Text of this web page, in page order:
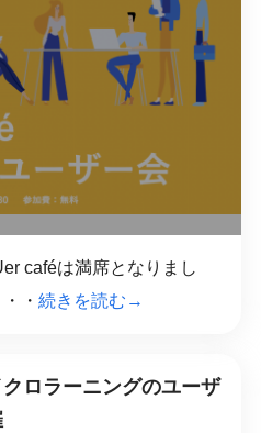
caféは満席となりまし
・ 続きを読む→
クロラーニングのユーザ